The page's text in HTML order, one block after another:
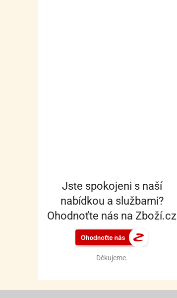
Jste spokojeni s naší
nabídkou a službami?
Ohodnoťte nás na Zboží.cz
Děkujeme.